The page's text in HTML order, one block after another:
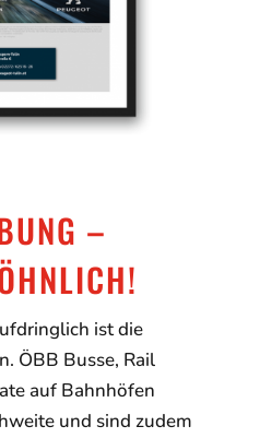
– A
ist die
ÖBB Busse, Rail
auf Bahnhöfen
und sind zudem